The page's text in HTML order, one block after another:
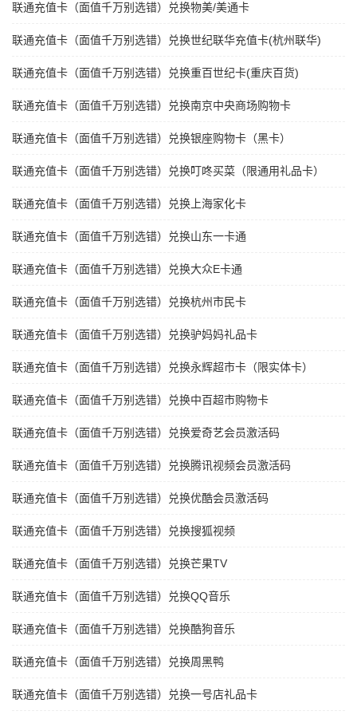
联通充值卡（面值千万别选错）兑换物美/美通卡
联通充值卡（面值千万别选错）兑换世纪联华充值卡(杭州联华)
联通充值卡（面值千万别选错）兑换重百世纪卡(重庆百货)
联通充值卡（面值千万别选错）兑换南京中央商场购物卡
联通充值卡（面值千万别选错）兑换银座购物卡（黑卡）
联通充值卡（面值千万别选错）兑换叮咚买菜（限通用礼品卡）
联通充值卡（面值千万别选错）兑换上海家化卡
联通充值卡（面值千万别选错）兑换山东一卡通
联通充值卡（面值千万别选错）兑换大众E卡通
联通充值卡（面值千万别选错）兑换杭州市民卡
联通充值卡（面值千万别选错）兑换驴妈妈礼品卡
联通充值卡（面值千万别选错）兑换永辉超市卡（限实体卡）
联通充值卡（面值千万别选错）兑换中百超市购物卡
联通充值卡（面值千万别选错）兑换爱奇艺会员激活码
联通充值卡（面值千万别选错）兑换腾讯视频会员激活码
联通充值卡（面值千万别选错）兑换优酷会员激活码
联通充值卡（面值千万别选错）兑换搜狐视频
联通充值卡（面值千万别选错）兑换芒果TV
联通充值卡（面值千万别选错）兑换QQ音乐
联通充值卡（面值千万别选错）兑换酷狗音乐
联通充值卡（面值千万别选错）兑换周黑鸭
联通充值卡（面值千万别选错）兑换一号店礼品卡